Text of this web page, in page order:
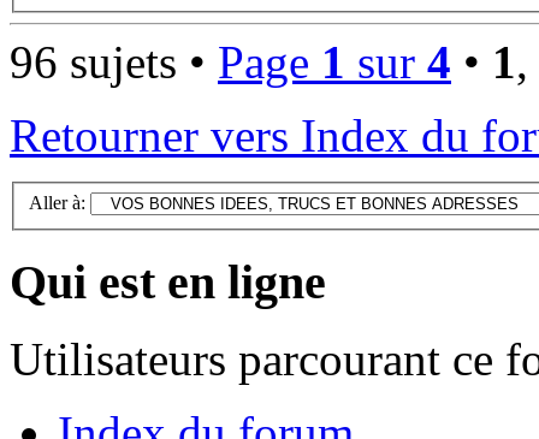
96 sujets • Page 1 sur 4 • 1,
Retourner vers Index du
Aller à:
Qui est en ligne
Utilisateurs parcourant ce